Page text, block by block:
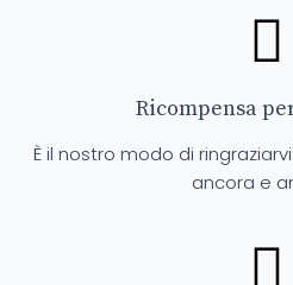
Ricompensa
È il nostro modo di
ancora e